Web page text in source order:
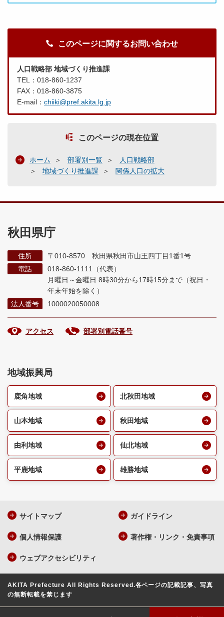
このページに関するお問い合わせ
人口戦略部 地域づくり推進課
TEL：018-860-1237
FAX：018-860-3875
E-mail： chiiki@pref.akita.lg.jp
このページの現在位置
ホーム 部署別一覧
人口戦略部
地域づくり推進課
関係人口の拡大
秋田県庁
住所
〒010-8570 秋田県秋田市山王四丁目1番1号
電話
018-860-1111（代表）
月曜日～金曜日 8時30分から17時15分まで （祝日・
年末年始を除く）
法人番号
1000020050008
アクセス 部署別電話番号
地域振興局
鹿角地域 北秋田地域
山本地域 秋田地域
由利地域 仙北地域
平鹿地域 雄勝地域
サイトマップ ガイドライン
個人情報保護 著作権・リンク・免責事項
ウェブアクセシビリティ
AKITA Prefecture All Rights Reserved.各ページの記載記事、写真
の無断転載を禁じます